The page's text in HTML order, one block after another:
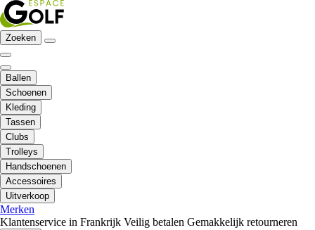
Zoeken
Ballen
Schoenen
Kleding
Tassen
Clubs
Trolleys
Handschoenen
Accessoires
Uitverkoop
Merken
Klantenservice in Frankrijk Veilig betalen Gemakkelijk retourneren